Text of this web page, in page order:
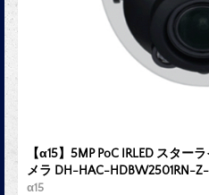
【α15】5MP PoC IRLED スター
メラ DH-HAC-HDBW2501RN-
α15